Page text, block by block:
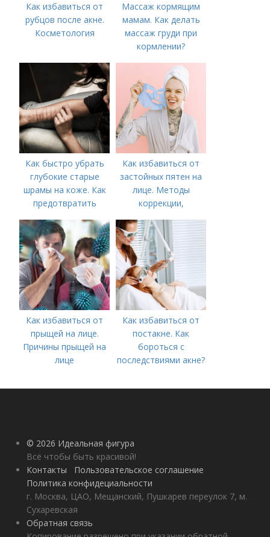
Как избавиться от
рубцов после акне.
Косметология
Массаж кормящим
мамам. Как делать
массаж груди при
кормлении?
Как быстро убрать
глубокие старые
шрамы на коже. Как
предотвратить
Как избавиться от
застойных пятен на
лице. Методы
коррекции,
акне и удаления
рубцов и шрамов
постакне
Как избавиться от
прыщей на лице.
Причины прыщей на
лице
Как избавиться от
постакне. Как
бороться с
последствиями акне?
© 2026 Идеальная фигура
Всё чтобы быть красивой!
Контакты
Пользовательское соглашение
Политика конфидециальности
г. Москва, ЦАО, Мещанский, Пушкарев переулок 7, м.
Сухаревская
Обратная связь